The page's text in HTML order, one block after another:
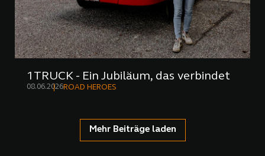
1TRUCK - Ein Jubiläum, das verbindet
08.06.2026ROAD HEROES
Mehr Beiträge laden